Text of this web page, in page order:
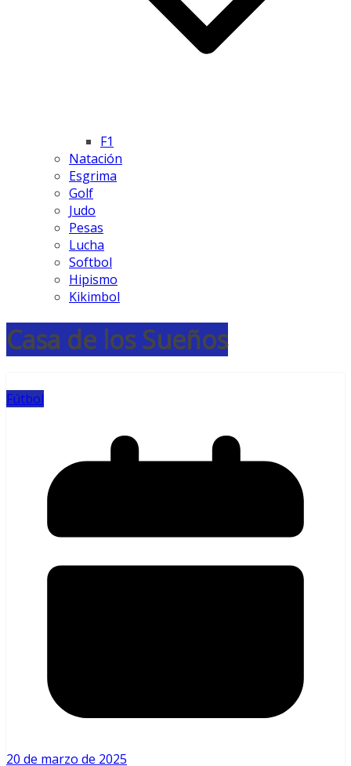
F1
Natación
Esgrima
Golf
Judo
Pesas
Lucha
Softbol
Hipismo
Kikimbol
Casa de los Sueños
Fútbol
20 de marzo de 2025